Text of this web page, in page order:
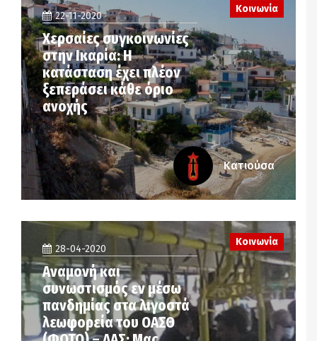
22-11-2020
Χερσαίες συγκοινωνίες
στην Ικαρία: Η
κατάσταση έχει πλέον
ξεπεράσει κάθε όριο
ανοχής
Κοινωνία
Κατιούσα
28-04-2020
Αναμονή και
συνωστισμός εν μέσω
πανδημίας στα λιγοστά
λεωφορεία του ΟΑΣΘ
Κοινωνία